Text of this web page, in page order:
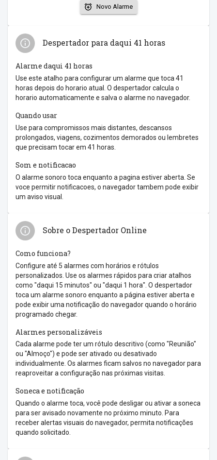
Novo Alarme
Despertador para daqui 41 horas
Alarme daqui 41 horas
Use este atalho para configurar um alarme que toca 41
horas depois do horario atual. O despertador calcula o
horario automaticamente e salva o alarme no navegador.
Quando usar
Use para compromissos mais distantes, descansos
prolongados, viagens, cozimentos demorados ou lembretes
que precisam tocar em 41 horas.
Som e notificacao
O alarme sonoro toca enquanto a pagina estiver aberta. Se
voce permitir notificacoes, o navegador tambem pode exibir
um aviso visual.
Sobre o Despertador Online
Como funciona?
Configure até 5 alarmes com horários e rótulos
personalizados. Use os alarmes rápidos para criar atalhos
como "daqui 15 minutos" ou "daqui 1 hora". O despertador
toca um alarme sonoro enquanto a página estiver aberta e
pode exibir uma notificação do navegador quando o horário
programado chegar.
Alarmes personalizáveis
Cada alarme pode ter um rótulo descritivo (como "Reunião"
ou "Almoço") e pode ser ativado ou desativado
individualmente. Os alarmes ficam salvos no navegador para
reaproveitar a configuração nas próximas visitas.
Soneca e notificação
Quando o alarme toca, você pode desligar ou ativar a soneca
para ser avisado novamente no próximo minuto. Para
receber alertas visuais do navegador, permita notificações
quando solicitado.